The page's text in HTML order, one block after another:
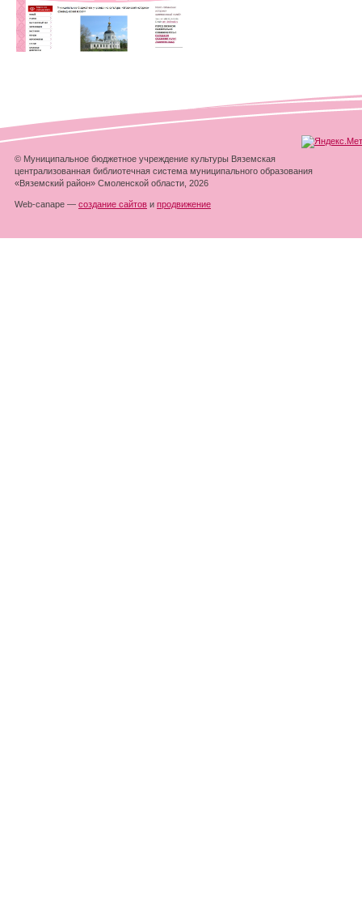
© Муниципальное бюджетное учреждение культуры Вяземская
централизованная библиотечная система муниципального образования
«Вяземский район» Смоленской области, 2026
Web-canape — создание сайтов и продвижение